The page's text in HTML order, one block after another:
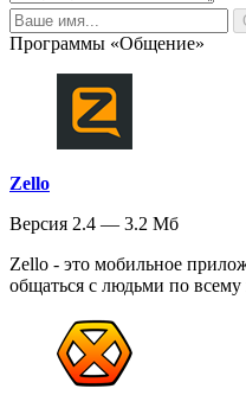
Программы «Общение»
Zello
Версия 2.4 — 3.2 Мб
Zello - это мобильное
общаться с людьми по всему